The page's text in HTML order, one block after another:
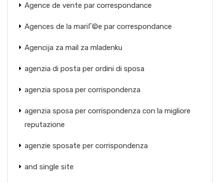
Agence de vente par correspondance
Agences de la mariГ©e par correspondance
Agencija za mail za mladenku
agenzia di posta per ordini di sposa
agenzia sposa per corrispondenza
agenzia sposa per corrispondenza con la migliore
reputazione
agenzie sposate per corrispondenza
and single site